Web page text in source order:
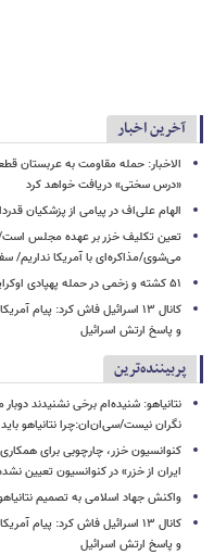
آخرین اخبار
«درس سختی» دریافت خواهد کرد
الهام علی‌اف در پیامی از پزشکیان
تعین تکلیف خزر بر عهده مجلس است/
می‌شوی/مذاکره‌ای با آمریکا نداریم/
۵۱ کشته و زخمی در حمله پهپادی اوکراین به خاک روسیه
کانال ۱۳ اسرائیل فاش کرد: پیام
و پاسخ ارتش اسرائیل
پربیننده‌ترین
نتانیاهو: شنیده‌ام برخی نشنیدند
نگران نیست/سی‌ان‌ان:چرا نتانیاهو
کنوانسیون خزر، چارچوبی برای
ایران از خزر» در کنوانسیون تعیین
واکنش جهاد اسلامی به تصمیم
کانال ۱۳ اسرائیل فاش کرد: پیام
و پاسخ ارتش اسرائیل